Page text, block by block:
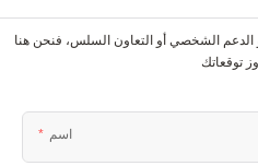
الدعم الشخصي أو التعاون السلس، فنحن هنا
اسم